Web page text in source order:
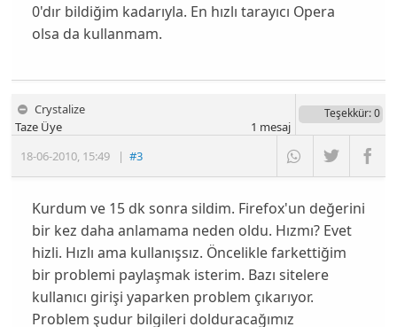
0'dır bildiğim kadarıyla. En hızlı tarayıcı Opera
olsa da kullanmam.
Crystalize
18-06-2010, 15:49 |#3
Taze Üye
Teşekkür: 0
1 mesaj
Kurdum ve 15 dk sonra sildim. Firefox'un değerini
bir kez daha anlamama neden oldu. Hızmı? Evet
hizli. Hızlı ama kullanışsız. Öncelikle farkettiğim
bir problemi paylaşmak isterim. Bazı sitelere
kullanıcı girişi yaparken problem çıkarıyor.
Problem şudur bilgileri dolduracağımız